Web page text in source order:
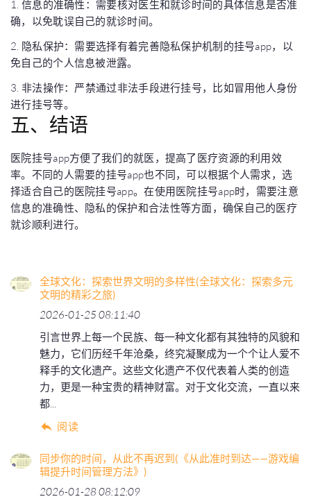
1. 信息的准确性：需要核对医生和就诊时间的具体信息是否准
确，以免耽误自己的就诊时间。
2. 隐私保护：需要选择有着完善隐私保护机制的挂号app，以
免自己的个人信息被泄露。
3. 非法操作：严禁通过非法手段进行挂号，比如冒用他人身份
进行挂号等。
五、结语
医院挂号app方便了我们的就医，提高了医疗资源的利用效
率。不同的人需要的挂号app也不同，可以根据个人需求，选
择适合自己的医院挂号app。在使用医院挂号app时，需要注意
信息的准确性、隐私的保护和合法性等方面，确保自己的医疗
就诊顺利进行。
全球文化：探索世界文明的多样性(全球文化：探索多元
文明的精彩之旅)
2026-01-25 08:11:40
引言世界上每一个民族、每一种文化都有其独特的风貌和
魅力，它们历经千年沧桑，终究凝聚成为一个个让人爱不
释手的文化遗产。这些文化遗产不仅代表着人类的创造
力，更是一种宝贵的精神财富。对于文化交流，一直以来
都...
阅读
同步你的时间，从此不再迟到(《从此准时到达——游戏编
辑提升时间管理方法》)
2026-01-28 08:12:09